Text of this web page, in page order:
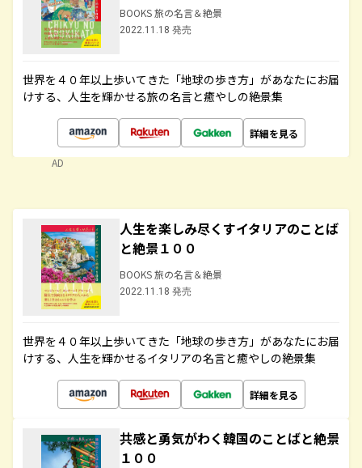
BOOKS 旅の名言＆絶景
2022.11.18 発売
世界を４０年以上歩いてきた「地球の歩き方」があなたにお届
けする、人生を輝かせる旅の名言と癒やしの絶景集
詳細を見る
AD
人生を楽しみ尽くすイタリアのことば
と絶景１００
BOOKS 旅の名言＆絶景
2022.11.18 発売
世界を４０年以上歩いてきた「地球の歩き方」があなたにお届
けする、人生を輝かせるイタリアの名言と癒やしの絶景集
詳細を見る
共感と勇気がわく韓国のことばと絶景
１００